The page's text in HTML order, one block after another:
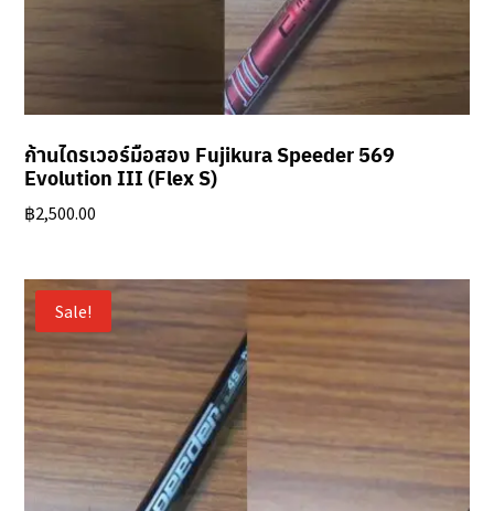
ก้านไดรเวอร์มือสอง Fujikura Speeder 569
Evolution III (Flex S)
฿2,500.00
Sale!